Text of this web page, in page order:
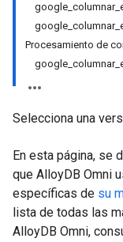
Procesamiento de
Selecciona una
En esta página, se
que AlloyDB Omni
específicas de su
lista de todas las
AlloyDB Omni,